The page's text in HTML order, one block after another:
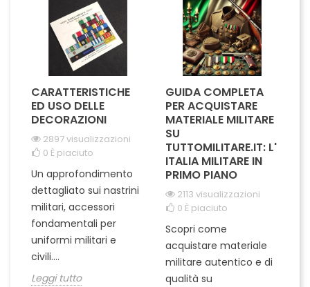
cruciale...
CARATTERISTICHE
ED USO DELLE
DECORAZIONI
2897 visualizzazioni
0 È piaciuto
Un approfondimento
dettagliato sui nastrini
militari, accessori
fondamentali per
uniformi militari e
civili....
Leggi tutto
GUIDA COMPLETA
PER ACQUISTARE
MATERIALE MILITARE
SU
TUTTOMILITARE.IT: L'
ITALIA MILITARE IN
PRIMO PIANO
2113 visualizzazioni
0 È piaciuto
Scopri come
acquistare materiale
militare autentico e di
qualità su